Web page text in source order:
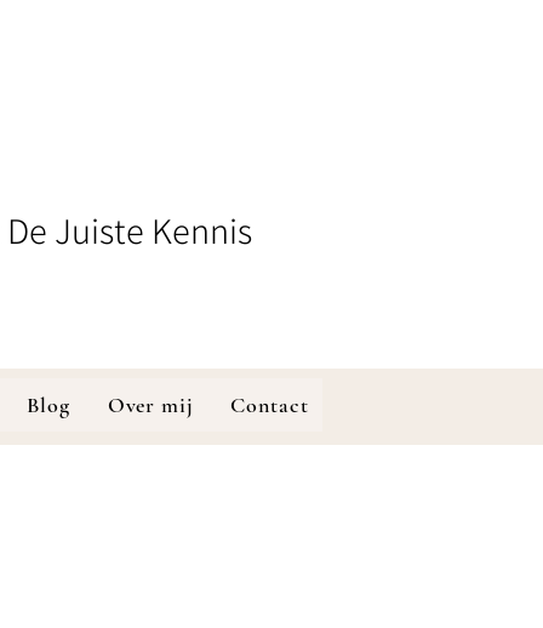
Juiste Kennis
Blog Over mij Contact